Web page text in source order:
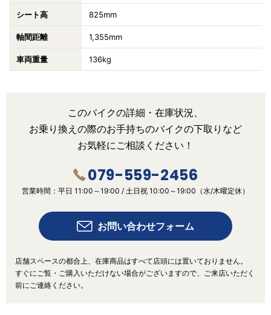
シート高 825mm
軸間距離 1,355mm
車両重量 136kg
このバイクの詳細・在庫状況、
お乗り換えの際のお手持ちのバイクの下取りなど
お気軽にご相談ください！
079-559-2456
営業時間： 平日 11:00～19:00 / 土日祝 10:00～19:00 （水/木曜定休）
お問い合わせフォーム
店舗スペースの都合上、在庫商品はすべて店頭には置いておりません。
すぐにご覧・ご購入いただけない場合がございますので、ご来店いただく
前にご連絡ください。